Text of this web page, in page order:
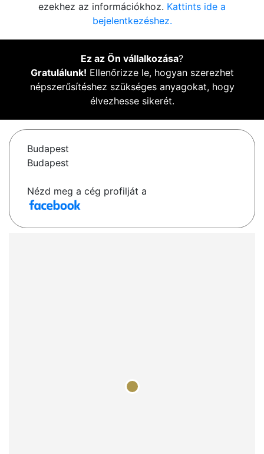
ezekhez az információkhoz. Kattints ide a
bejelentkezéshez.
Ez az Ön vállalkozása?
Gratulálunk! Ellenőrizze le, hogyan szerezhet
népszerűsítéshez szükséges anyagokat, hogy
élvezhesse sikerét.
Budapest
Budapest
Nézd meg a cég profilját a